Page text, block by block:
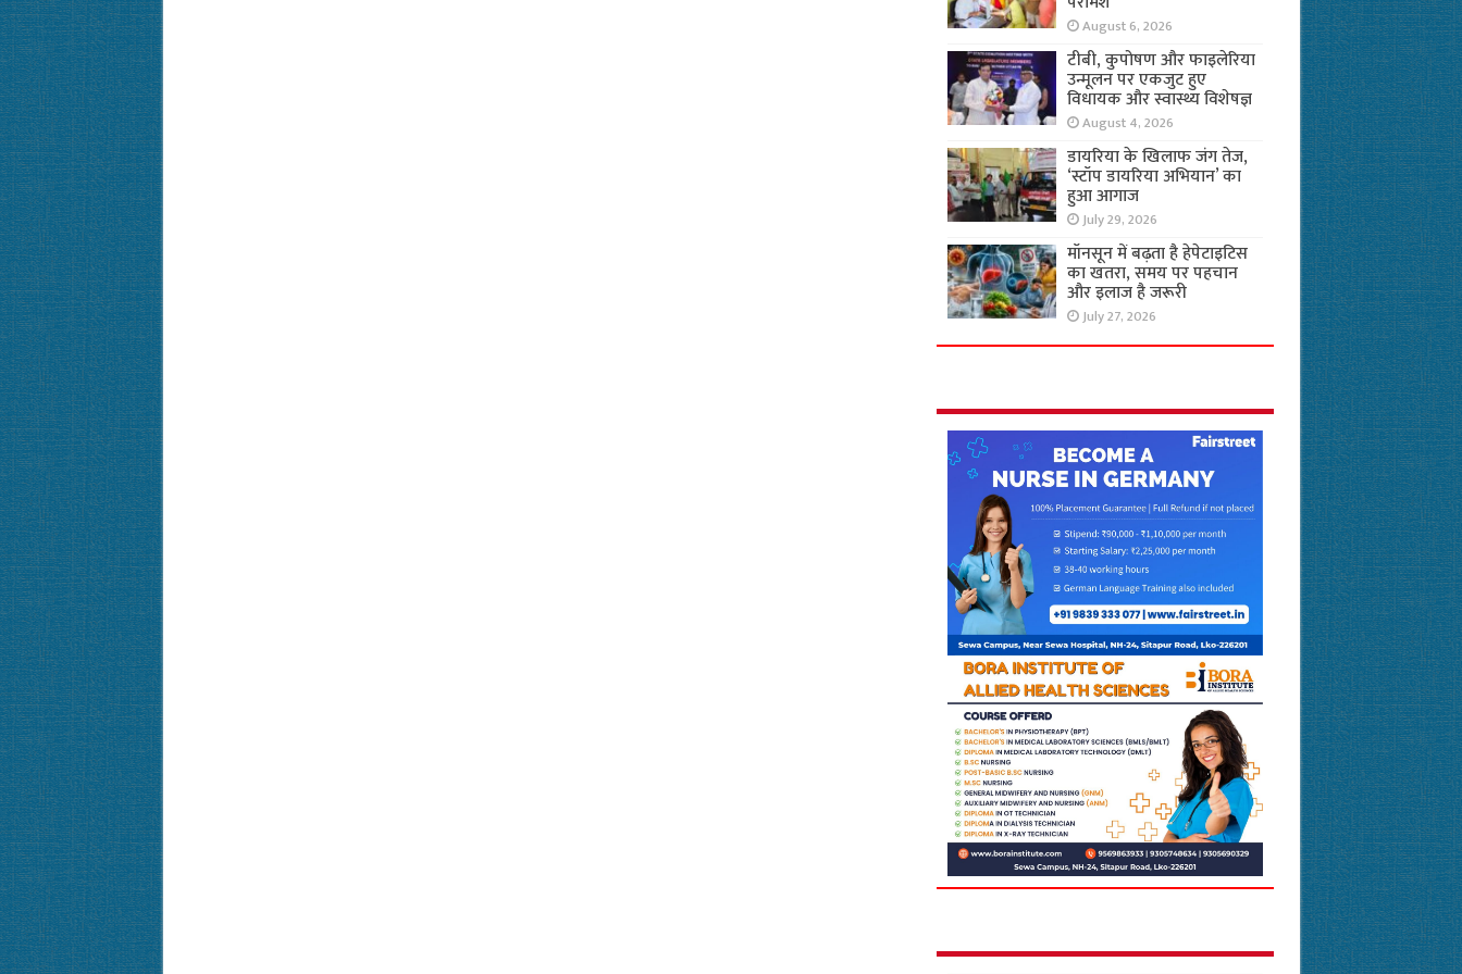
August 6, 2026
टीबी, कुपोषण और फाइलेरिया
उन्मूलन पर एकजुट हुए
विधायक और स्वास्थ्य विशेषज्ञ
August 4, 2026
डायरिया के खिलाफ जंग तेज,
‘स्टॉप डायरिया अभियान’ का
हुआ आगाज
July 29, 2026
मॉनसून में बढ़ता है हेपेटाइटिस
का खतरा, समय पर पहचान
और इलाज है जरूरी
July 27, 2026